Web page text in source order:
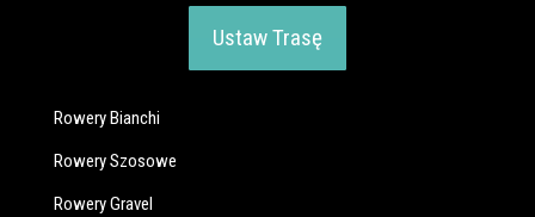
Ustaw Trasę
Rowery Bianchi
Rowery Szosowe
Rowery Gravel